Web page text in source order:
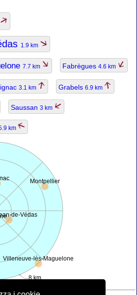
1.9 km
7.7 km Fabrègues 4.6 km
3.1 km Grabels 6.9 km
Saussan 3 km
km
8 km
Montpellier
de-Védas
Villeneuve-lès-Maguelone